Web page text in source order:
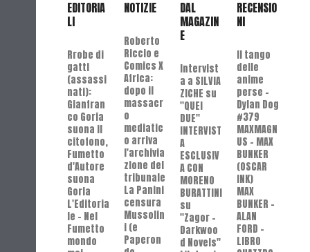
EDITORIA
LI
Rrobe di
gatti
(assassi
nati):
Gianfran
co Goria
suona il
citofono,
Fumetto
d'Autore
suona
Goria
L'Editoria
le - Nel
Fumetto
mondo
NOTIZIE
Roberto
Riccio e
Comics X
Africa:
dopo il
massacr
o
mediatic
o arriva
l'archivia
zione del
tribunale
La Panini
censura
Mussolin
i (e
Paperon
DAL
MAGAZIN
E
Intervist
a a SILVIA
ZICHE su
"QUEI
DUE"
INTERVIST
A
ESCLUSIV
A CON
MORENO
BURATTINI
su
"Zagor -
Darkwoo
d Novels"
RECENSIO
NI
Il tango
delle
anime
perse -
Dylan Dog
#379
MAXMAGN
US – MAX
BUNKER
(OSCAR
INK)
MAX
BUNKER –
ALAN
FORD –
LIBRO